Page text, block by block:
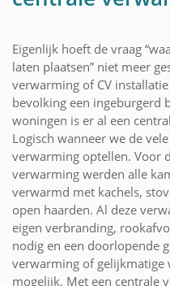
Eigenlijk hoeft de vraag
laten plaatsen” niet meer
verwarming of CV
bevolking een ingeburgerd
woningen is er al een
Logisch wanneer we de
verwarming optellen. Voor
verwarming werden alle
verwarmd met kachels,
open haarden. Al deze
eigen verbranding,
nodig en een doorlopende
verwarming of gelijkmatige
mogelijk. Met een centrale